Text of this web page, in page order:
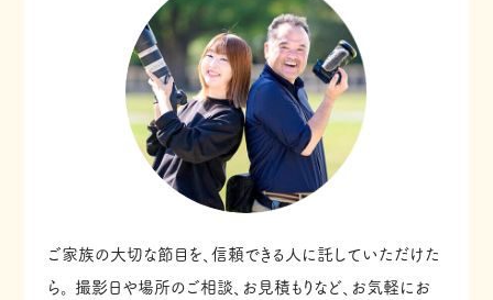
ご家族の大切な節目を、信頼できる人に託していただけた
ら。
撮影日や場所のご相談、お見積もりなど、お気軽にお